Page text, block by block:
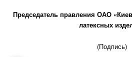
Председатель правления ОАО
латексных
(Подпись)